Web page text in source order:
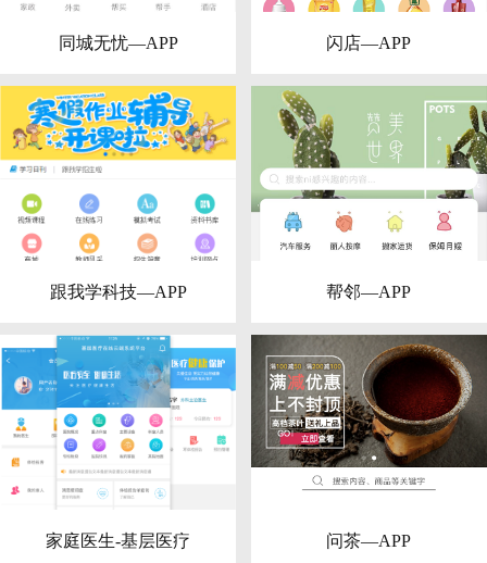
同城无忧—APP 闪店—APP
跟我学科技—APP 帮邻—APP
家庭医生-基层医疗 问茶—APP